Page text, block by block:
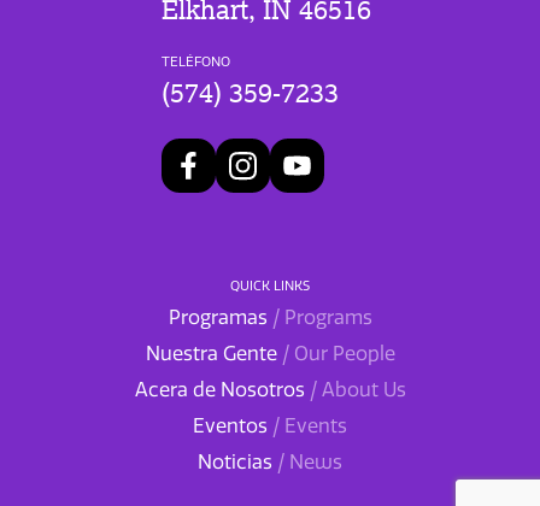
Elkhart, IN 46516
TELÉFONO
(574) 359-7233
QUICK LINKS
Programas / Programs
Nuestra Gente / Our People
Acera de Nosotros / About Us
Eventos / Events
Noticias / News